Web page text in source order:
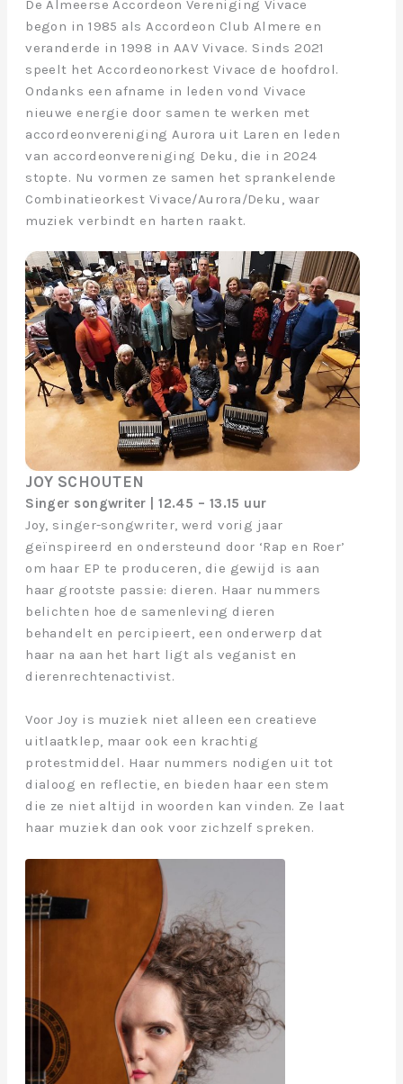
De Almeerse Accordeon Vereniging Vivace
begon in 1985 als Accordeon Club Almere en
veranderde in 1998 in AAV Vivace. Sinds 2021
speelt het Accordeonorkest Vivace de hoofdrol.
Ondanks een afname in leden vond Vivace
nieuwe energie door samen te werken met
accordeonvereniging Aurora uit Laren en leden
van accordeonvereniging Deku, die in 2024
stopte. Nu vormen ze samen het sprankelende
Combinatieorkest Vivace/Aurora/Deku, waar
muziek verbindt en harten raakt.
JOY SCHOUTEN
Singer songwriter | 12.45 – 13.15 uur
Joy, singer-songwriter, werd vorig jaar
geïnspireerd en ondersteund door ‘Rap en Roer’
om haar EP te produceren, die gewijd is aan
haar grootste passie: dieren. Haar nummers
belichten hoe de samenleving dieren
behandelt en percipieert, een onderwerp dat
haar na aan het hart ligt als veganist en
dierenrechtenactivist.
Voor Joy is muziek niet alleen een creatieve
uitlaatklep, maar ook een krachtig
protestmiddel. Haar nummers nodigen uit tot
dialoog en reflectie, en bieden haar een stem
die ze niet altijd in woorden kan vinden. Ze laat
haar muziek dan ook voor zichzelf spreken.